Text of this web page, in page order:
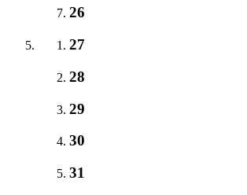
26
27
28
29
30
31